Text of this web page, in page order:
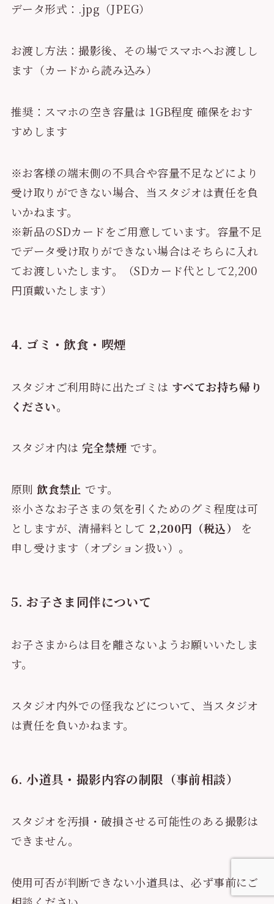
データ形式：.jpg（JPEG）
お渡し方法：撮影後、その場でスマホへお渡しし
ます（カードから読み込み）
推奨：スマホの空き容量は 1GB程度 確保をおす
すめします
※お客様の端末側の不具合や容量不足などにより
受け取りができない場合、当スタジオは責任を負
いかねます。
※新品のSDカードをご用意しています。容量不足
でデータ受け取りができない場合はそちらに入れ
てお渡しいたします。（SDカード代として2,200
円頂戴いたします）
4. ゴミ・飲食・喫煙
スタジオご利用時に出たゴミは すべてお持ち帰り
ください。
スタジオ内は 完全禁煙 です。
原則飲食禁止 です。
※小さなお子さまの気を引くためのグミ程度は可
としますが、清掃料として 2,200円（税込）
を
申し受けます（オプション扱い）。
5. お子さま同伴について
お子さまからは目を離さないようお願いいたしま
す。
スタジオ内外での怪我などについて、当スタジオ
は責任を負いかねます。
6. 小道具・撮影内容の制限（事前相談）
スタジオを汚損・破損させる可能性のある撮影は
できません。
使用可否が判断できない小道具は、必ず事前にご